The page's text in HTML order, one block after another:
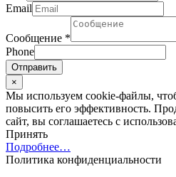
Email
Сообщение *
Phone
Отправить
×
Мы используем cookie-файлы,
повысить его эффективность.
сайт, вы соглашаетесь с
Принять
Подробнее…
Политика конфиденциальности